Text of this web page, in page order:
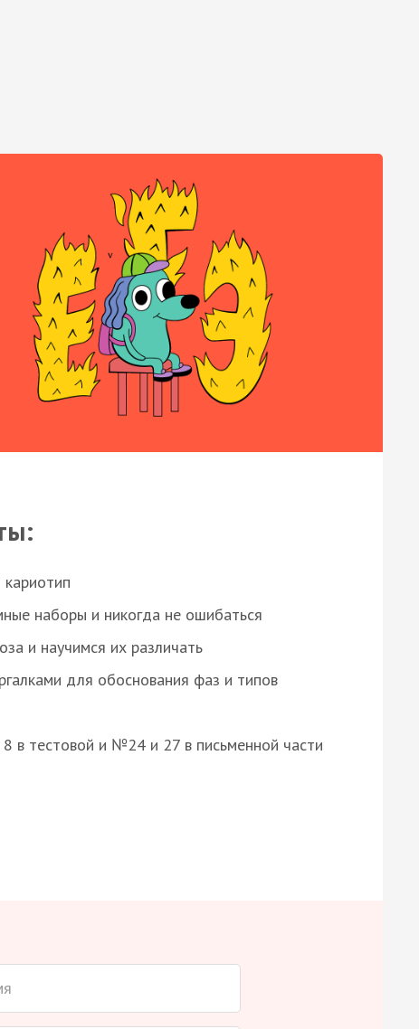
наборы и никогда не ошибаться
и научимся их различать
для обоснования фаз и типов
в тестовой и №24 и 27 в письменной части